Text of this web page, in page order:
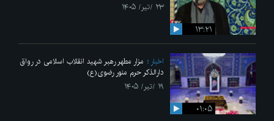
۱۳:۲۱
۲۳ /تیر/ ۱۴۰۵
۰۱:۰۵
اخبار
مزار مطهر رهبر شهید انقلاب اسلامی در رواق
دارالذکر حرم منور رضوی(ع)
۱۹ /تیر/ ۱۴۰۵